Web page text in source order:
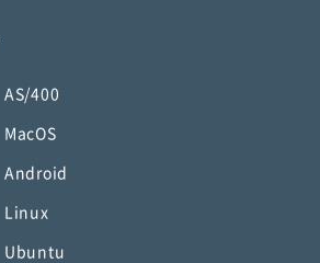
AS/400
MacOS
Android
Linux
Ubuntu